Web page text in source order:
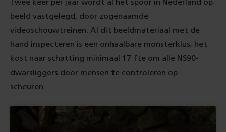
Twee keer per jaar wordt al het spoor in Nederland op
beeld vastgelegd, door zogenaamde
videoschouwtreinen. Al dit beeldmateriaal met de
hand inspecteren is een onhaalbare monsterklus; het
kost naar schatting minimaal 17 fte om alle NS90-
dwarsliggers door mensen te controleren op
scheuren.